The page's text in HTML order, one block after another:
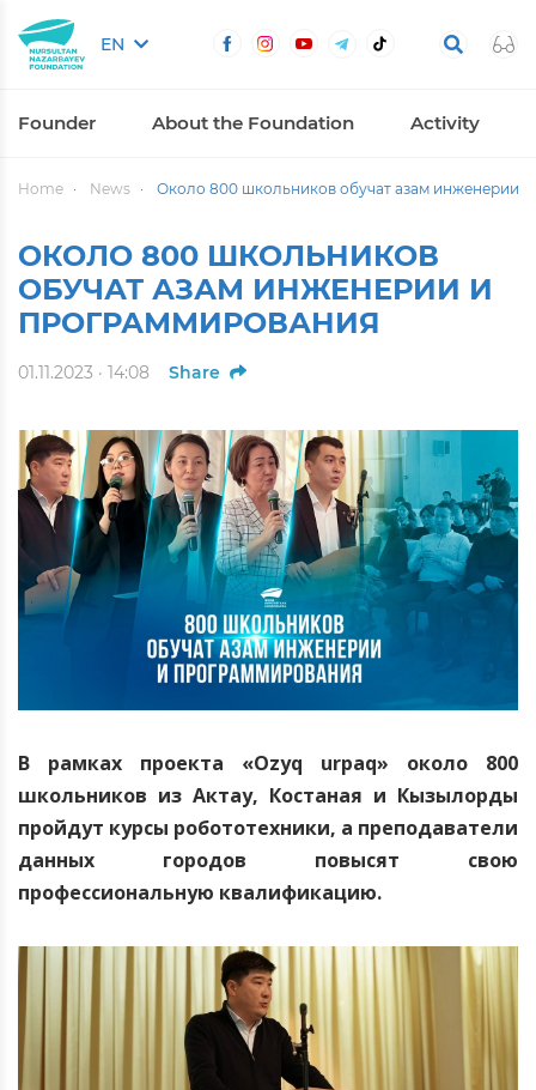
EN
Founder About the Foundation Activity
Home News Около 800 школьников обучат азам инженерии
ОКОЛО 800 ШКОЛЬНИКОВ
ОБУЧАТ АЗАМ ИНЖЕНЕРИИ И
ПРОГРАММИРОВАНИЯ
01.11.2023 · 14:08 Share
В рамках проекта «Ozyq urpaq» около 800
школьников из Актау, Костаная и Кызылорды
пройдут курсы робототехники, а преподаватели
данных городов повысят свою
профессиональную квалификацию.